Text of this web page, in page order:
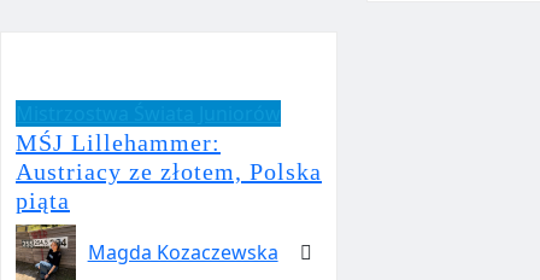
MŚJ Lillehammer:
Austriacy ze złotem, Polska
piąta
Magda Kozaczewska